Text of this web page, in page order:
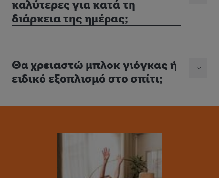
καλύτερες για κατά τη
διάρκεια της ημέρας;
Θα χρειαστώ μπλοκ γιόγκας ή
ειδικό εξοπλισμό στο σπίτι;